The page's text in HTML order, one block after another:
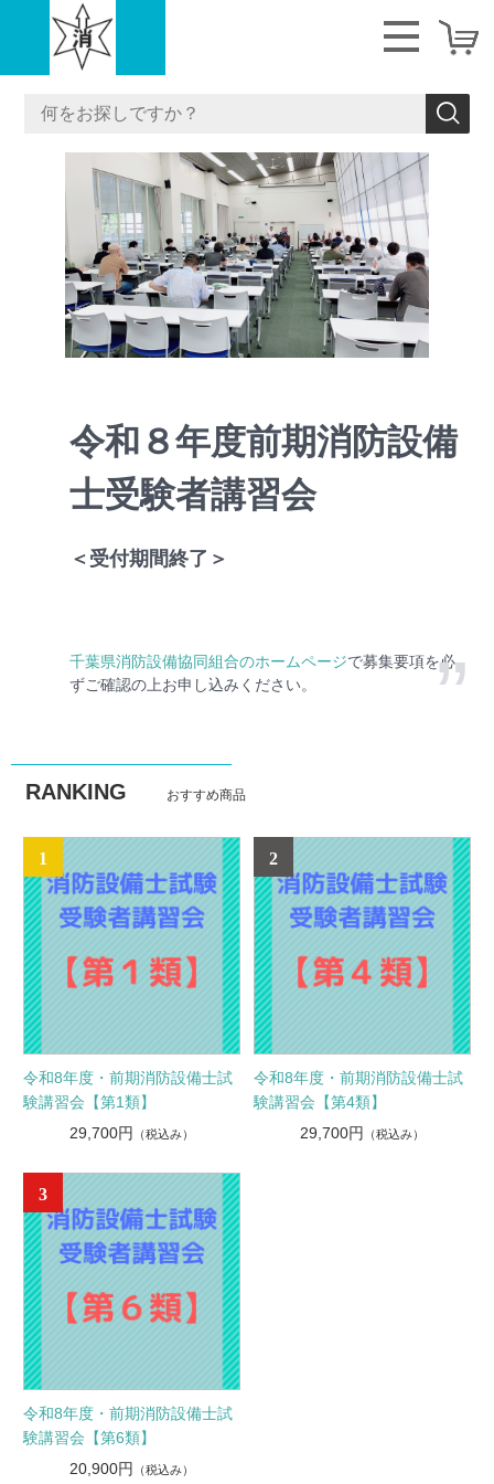
令和８年度前期消防設備
士受験者講習会
＜受付期間終了＞
千葉県消防設備協同組合のホームページで募集要項を必
ずご確認の上お申し込みください。
RANKING おすすめ商品
1
令和8年度・前期消防設備士試
験講習会【第1類】
29,700円
（税込み）
2
令和8年度・前期消防設備士試
験講習会【第4類】
29,700円
（税込み）
3
令和8年度・前期消防設備士試
験講習会【第6類】
20,900円
（税込み）